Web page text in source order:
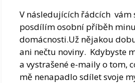
V následujících řádcích vám
posdílím osobní příběh
domácnosti.Už nějakou
ani nečtu noviny. Kdybyste
a vystrašené e-maily o tom,
mě nenapadlo sdílet svoje